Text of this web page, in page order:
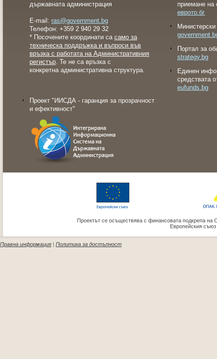
държавната администрация
E-mail: ras@government.bg
Телефон: +359 2 940 29 32
* Посочените координати са само за
техническа поддръжка и въпроси във
връзка с работата на Административния
регистър. Те не са връзка с
конкретна административна структура.
Проект "ИИСДА - гаранция за прозрачност
и ефективност"
приемане на
еврото.бг
Портал за
strategy.bg
Eдинен
средствата
eufunds.bg
Проектът се осъществява с финансовата подкрепа на
Европейския
Правна информация | Политика за достъпност